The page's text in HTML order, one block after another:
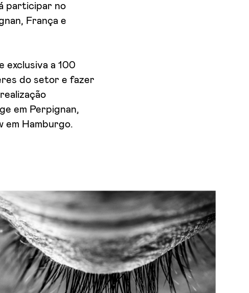
participar no
França e
exclusiva a100
do setor e fazer
em Perpignan,
em Hamburgo.